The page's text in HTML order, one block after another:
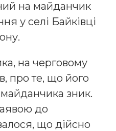
на майданчик
у селі Байківці
на черговому
про те, що його
зник.
до
що дійсно